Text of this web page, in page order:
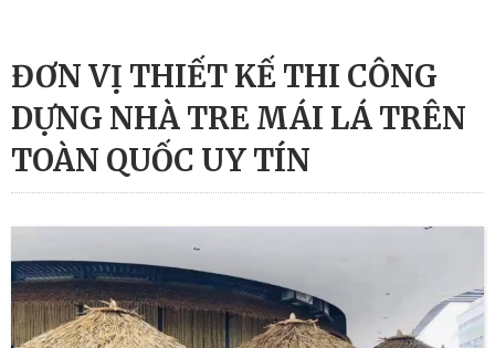
ĐƠN VỊ THIẾT KẾ THI CÔNG
DỰNG NHÀ TRE MÁI LÁ TRÊN
TOÀN QUỐC UY TÍN